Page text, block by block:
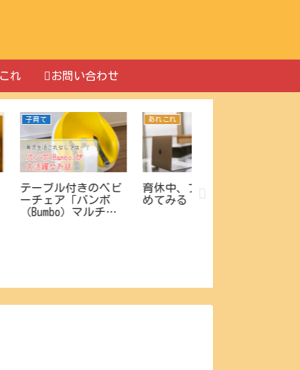
れ お問い合わせ
子育て
トイレトレーニング
成功への道！ママ必
読のステップバイス
このうんち大丈夫？
便秘？下痢？これで